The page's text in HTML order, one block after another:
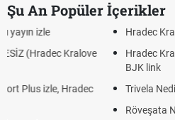
Şu An Popüler İçerikler
Hradec Kralove - Beşiktaş maçı
Hradec Kralove Beşiktaş maçı
Trivela Nedir? Trivela Vuruşu
Röveşata Nedir? Röveşata